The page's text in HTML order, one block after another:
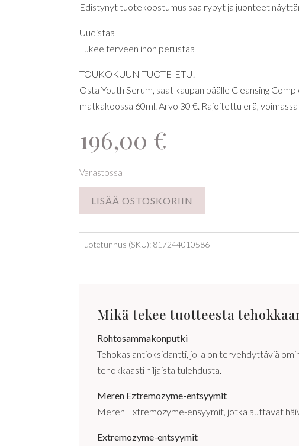
Edistynyt tuotekoostumus saa rypyt ja juonteet
Uudistaa
Tukee terveen ihon perustaa
TOUKOKUUN TUOTE-ETU!
Osta Youth Serum, saat kaupan päälle Cleansing
matkakoossa 60ml. Arvo 30 €. Rajoitettu erä,
196,00 €
Varastossa
LISÄÄ OSTOSKORIIN
Tuotetunnus (SKU): 817244010586
Mikä tekee tuotteesta
Rohtosammakonputki
Tehokas antioksidantti, jolla on tervehdyttäviä
tehokkaasti hiljaista tulehdusta.
Meren Eztremozyme-entsyymit
Meren Extremozyme-ensyymit, jotka auttavat
Extremozyme-entsyymit